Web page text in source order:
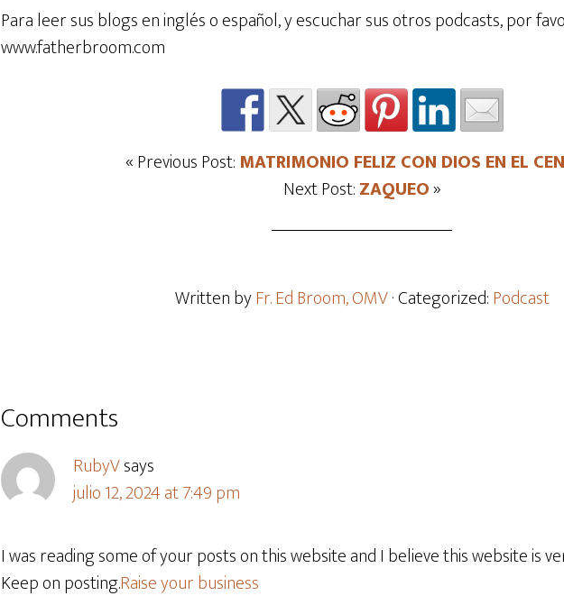
Para leer sus blogs en inglés o español, y escuchar sus otros podcasts, por
www.fatherbroom.com
« Previous Post: MATRIMONIO FELIZ CON DIOS EN EL
Next Post:ZAQUEO»
Written byFr. Ed Broom, OMV· Categorized:Podcast
Comments
RubyVsays
julio 12, 2024 at 7:49 pm
I was reading some of your posts on this website and I believe this website is
Keep on posting.Raise your business